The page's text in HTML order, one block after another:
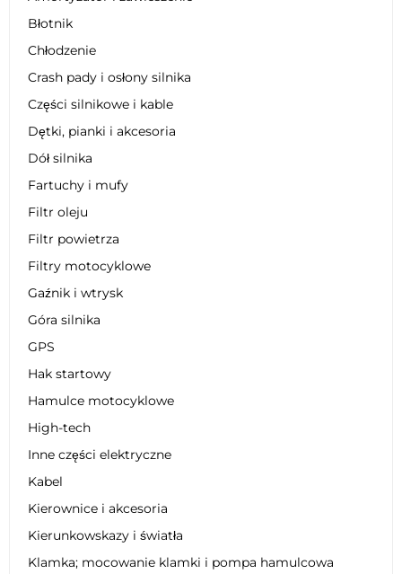
Błotnik
Chłodzenie
Crash pady i osłony silnika
Części silnikowe i kable
Dętki, pianki i akcesoria
Dół silnika
Fartuchy i mufy
Filtr oleju
Filtr powietrza
Filtry motocyklowe
Gaźnik i wtrysk
Góra silnika
GPS
Hak startowy
Hamulce motocyklowe
High-tech
Inne części elektryczne
Kabel
Kierownice i akcesoria
Kierunkowskazy i światła
Klamka; mocowanie klamki i pompa hamulcowa